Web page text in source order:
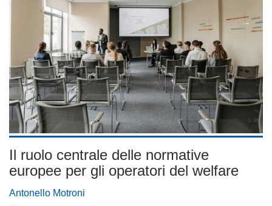
Il ruolo centrale delle normative
europee per gli operatori del welfare
Antonello Motroni